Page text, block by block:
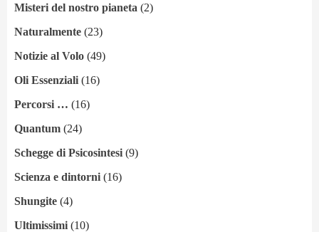
Misteri del nostro pianeta (2)
Naturalmente (23)
Notizie al Volo (49)
Oli Essenziali (16)
Percorsi … (16)
Quantum (24)
Schegge di Psicosintesi (9)
Scienza e dintorni (16)
Shungite (4)
Ultimissimi (10)